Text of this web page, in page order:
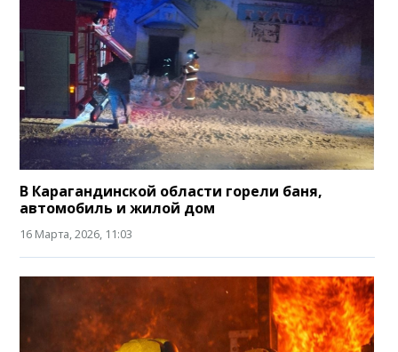
В Карагандинской области горели баня,
автомобиль и жилой дом
16 Марта, 2026, 11:03